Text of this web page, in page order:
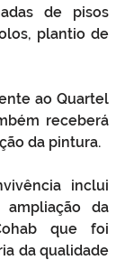
de pisos
plantio de
ao Quartel
receberá
da pintura.
inclui
da
que foi
da qualidade